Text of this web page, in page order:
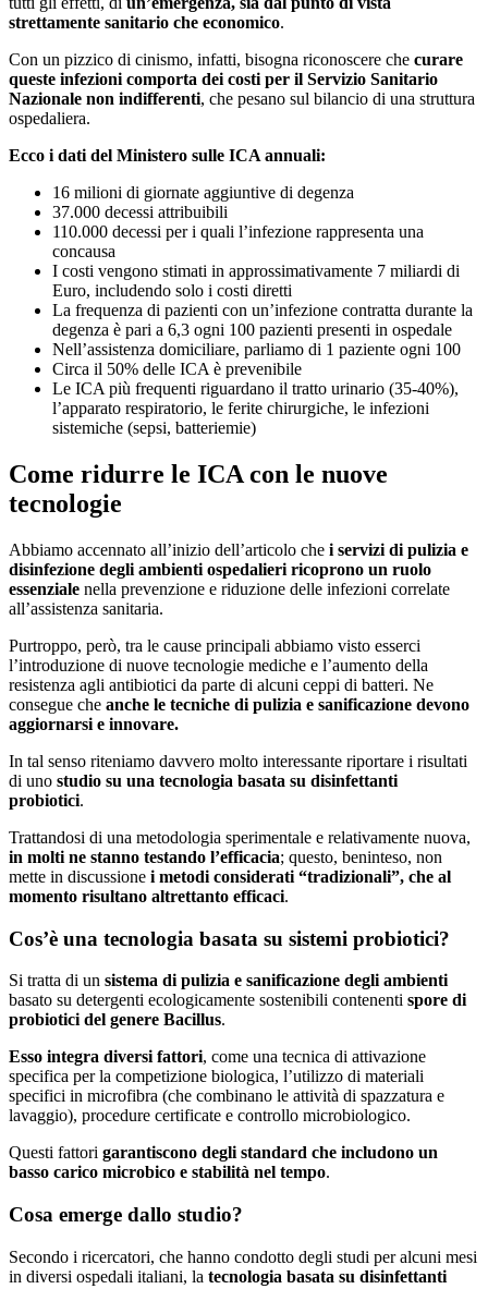
strettamente sanitario che economico.
Con un pizzico di cinismo, infatti, bisogna riconoscere che curare
queste infezioni comporta dei costi per il Servizio Sanitario
Nazionale non indifferenti, che pesano sul bilancio di una struttura
ospedaliera.
Ecco i dati del Ministero sulle ICA annuali:
16 milioni di giornate aggiuntive di degenza
37.000 decessi attribuibili
110.000 decessi per i quali l’infezione rappresenta una
concausa
I costi vengono stimati in approssimativamente 7 miliardi di
Euro, includendo solo i costi diretti
La frequenza di pazienti con un’infezione contratta durante la
degenza è pari a 6,3 ogni 100 pazienti presenti in ospedale
Nell’assistenza domiciliare, parliamo di 1 paziente ogni 100
Circa il 50% delle ICA è prevenibile
Le ICA più frequenti riguardano il tratto urinario (35-40%),
l’apparato respiratorio, le ferite chirurgiche, le infezioni
sistemiche (sepsi, batteriemie)
Come ridurre le ICA con le nuove
tecnologie
Abbiamo accennato all’inizio dell’articolo che i servizi di pulizia e
disinfezione degli ambienti ospedalieri ricoprono un ruolo
essenziale nella prevenzione e riduzione delle infezioni correlate
all’assistenza sanitaria.
Purtroppo, però, tra le cause principali abbiamo visto esserci
l’introduzione di nuove tecnologie mediche e l’aumento della
resistenza agli antibiotici da parte di alcuni ceppi di batteri. Ne
consegue che anche le tecniche di pulizia e sanificazione devono
aggiornarsi e innovare.
In tal senso riteniamo davvero molto interessante riportare i risultati
di uno studio su una tecnologia basata su disinfettanti
probiotici.
Trattandosi di una metodologia sperimentale e relativamente nuova,
in molti ne stanno testando l’efficacia; questo, beninteso, non
mette in discussione i metodi considerati “tradizionali”, che al
momento risultano altrettanto efficaci.
Cos’è una tecnologia basata su sistemi probiotici?
Si tratta di un sistema di pulizia e sanificazione degli ambienti
basato su detergenti ecologicamente sostenibili contenenti spore di
probiotici del genere Bacillus.
Esso integra diversi fattori, come una tecnica di attivazione
specifica per la competizione biologica, l’utilizzo di materiali
specifici in microfibra (che combinano le attività di spazzatura e
lavaggio), procedure certificate e controllo microbiologico.
Questi fattori garantiscono degli standard che includono un
basso carico microbico e stabilità nel tempo.
Cosa emerge dallo studio?
Secondo i ricercatori, che hanno condotto degli studi per alcuni mesi
in diversi ospedali italiani, la tecnologia basata su disinfettanti